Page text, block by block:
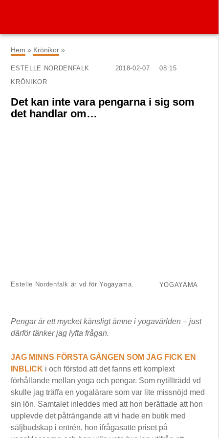
Hem » Krönikor »
ESTELLE NORDENFALK 2018-02-07
08:15
KRÖNIKOR
Det kan inte vara pengarna i sig som
det handlar om…
Estelle Nordenfalk är vd för Yogayama. YOGAYAMA
Pengar är ett mycket känsligt ämne i yogavärlden – just
därför tänker jag lyfta frågan.
JAG MINNS FÖRSTA GÅNGEN SOM JAG FICK EN
INBLICK i och förstod att det fanns ett komplext
förhållande mellan yoga och pengar. Som nytillträdd vd
skulle jag träffa en yogalärare som var lite missnöjd med
sin lön. Samtalet inleddes med att hon berättade att hon
upplevde det påträngande att vi hade en butik med
säljbudskap i entrén, hon ifrågasatte priset på